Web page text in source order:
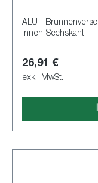
ALU - Brunnenverschlußkappe
Innen-Sechskant
26,91 €
exkl. MwSt.